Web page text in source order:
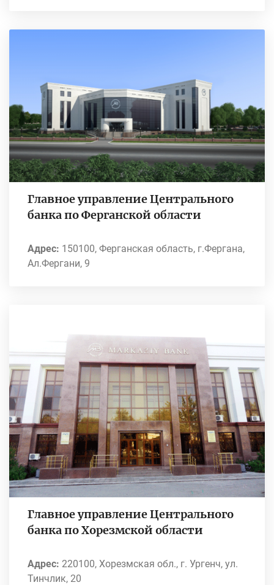
Главное управление Центрального
банка по Ферганской области
Адрес: 150100, Ферганская область, г.Фергана,
Ал.Фергани, 9
Главное управление Центрального
банка по Хорезмской области
Адрес: 220100, Хорезмская обл., г. Ургенч, ул.
Тинчлик, 20